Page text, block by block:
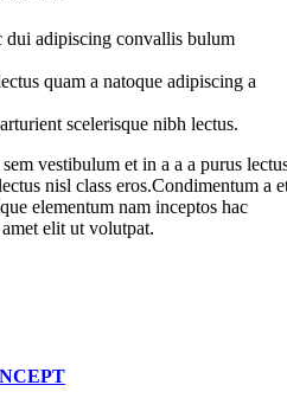
dui adipiscing convallis bulum
quam a natoque adipiscing a
scelerisque nibh lectus.
vestibulum et in a a a purus
nisl class eros.Condimentum a
elementum nam inceptos hac
elit ut volutpat.